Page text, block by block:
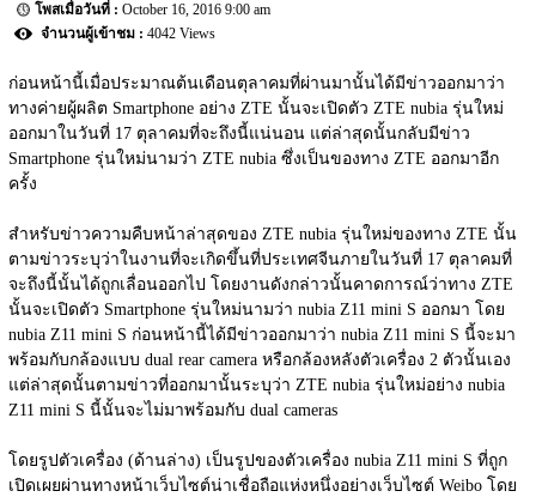
October 16, 2016 9:00 am
4042 Views
ก่อนหน้านี้เมื่อประมาณต้นเดือนตุลาคมที่ผ่านมานั้นได้มีข่าวออกมาว่า
ทางค่ายผู้ผลิต Smartphone อย่าง ZTE นั้นจะเปิดตัว ZTE nubia รุ่นใหม่
ออกมาในวันที่ 17 ตุลาคมที่จะถึงนี้แน่นอน แต่ล่าสุดนั้นกลับมีข่าว
Smartphone รุ่นใหม่นามว่า ZTE nubia ซึ่งเป็นของทาง ZTE ออกมาอีก
ครั้ง
สำหรับข่าวความคืบหน้าล่าสุดของ ZTE nubia รุ่นใหม่ของทาง ZTE นั้น
ตามข่าวระบุว่าในงานที่จะเกิดขึ้นที่ประเทศจีนภายในวันที่ 17 ตุลาคมที่
จะถึงนี้นั้นได้ถูกเลื่อนออกไป โดยงานดังกล่าวนั้นคาดการณ์ว่าทาง ZTE
นั้นจะเปิดตัว Smartphone รุ่นใหม่นามว่า nubia Z11 mini S ออกมา โดย
nubia Z11 mini S ก่อนหน้านี้ได้มีข่าวออกมาว่า nubia Z11 mini S นี้จะมา
พร้อมกับกล้องแบบ dual rear camera หรือกล้องหลังตัวเครื่อง 2 ตัวนั้นเอง
แต่ล่าสุดนั้นตามข่าวที่ออกมานั้นระบุว่า ZTE nubia รุ่นใหม่อย่าง nubia
Z11 mini S นี้นั้นจะไม่มาพร้อมกับ dual cameras
โดยรูปตัวเครื่อง (ด้านล่าง) เป็นรูปของตัวเครื่อง nubia Z11 mini S ที่ถูก
เปิดเผยผ่านทางหน้าเว็บไซต์น่าเชื่อถือแห่งหนึ่งอย่างเว็บไซต์ Weibo โดย